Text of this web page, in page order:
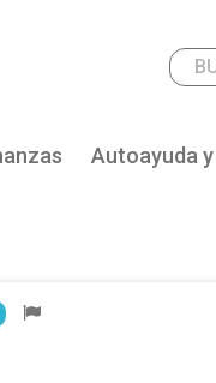
Autoayuda